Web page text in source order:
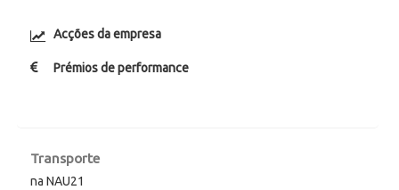
Acções da empresa
Prémios de performance
Transporte
na NAU21